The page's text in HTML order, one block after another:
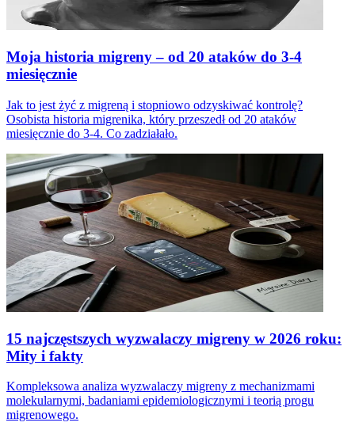
Moja historia migreny – od 20 ataków do 3-4
miesięcznie
Jak to jest żyć z migreną i stopniowo odzyskiwać kontrolę?
Osobista historia migrenika, który przeszedł od 20 ataków
miesięcznie do 3-4. Co zadziałało.
15 najczęstszych wyzwalaczy migreny w 2026 roku:
Mity i fakty
Kompleksowa analiza wyzwalaczy migreny z mechanizmami
molekularnymi, badaniami epidemiologicznymi i teorią progu
migrenowego.